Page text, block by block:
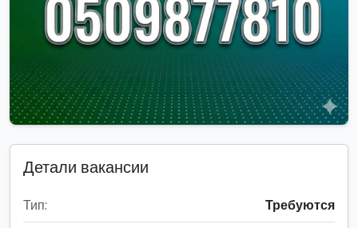
Детали вакансии
Тип:
Требуются